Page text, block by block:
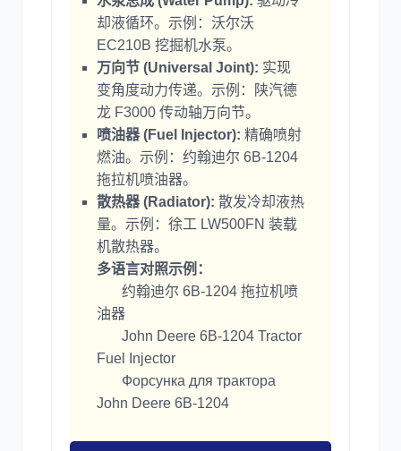
却液循环。示例：沃尔沃
EC210B 挖掘机水泵。
万向节 (Universal Joint): 实现
变角度动力传递。示例：陕汽德
龙 F3000 传动轴万向节。
喷油器 (Fuel Injector): 精确喷射
燃油。示例：约翰迪尔 6B-1204
拖拉机喷油器。
散热器 (Radiator): 散发冷却液热
量。示例：徐工 LW500FN 装载
机散热器。
多语言对照示例：
约翰迪尔 6B-1204 拖拉机喷
油器
John Deere 6B-1204 Tractor
Fuel Injector
Форсунка для трактора
John Deere 6B-1204